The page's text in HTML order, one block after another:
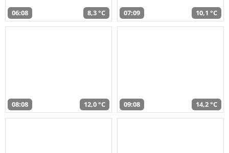
06:08 8,3 °C 07:09 10,1 °C
08:08 12,0 °C 09:08 14,2 °C